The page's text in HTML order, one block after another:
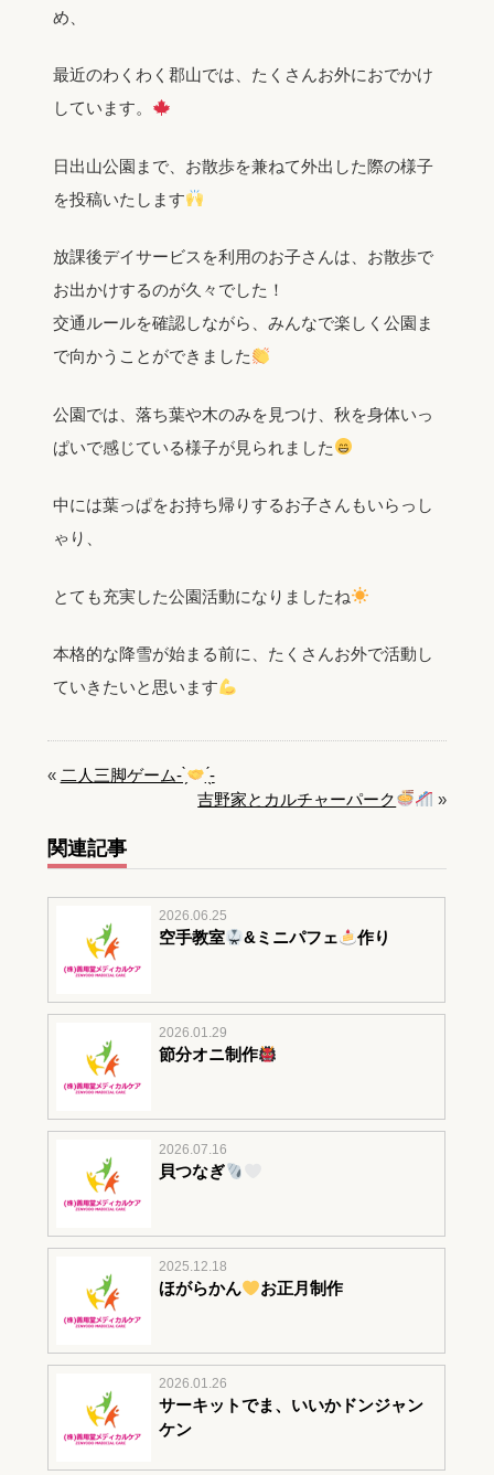
め、
最近のわくわく郡山では、たくさんお外におでかけ
しています。
日出山公園まで、お散歩を兼ねて外出した際の様子
を投稿いたします
放課後デイサービスを利用のお子さんは、お散歩で
お出かけするのが久々でした！
交通ルールを確認しながら、みんなで楽しく公園ま
で向かうことができました
公園では、落ち葉や木のみを見つけ、秋を身体いっ
ぱいで感じている様子が見られました
中には葉っぱをお持ち帰りするお子さんもいらっし
ゃり、
とても充実した公園活動になりましたね
本格的な降雪が始まる前に、たくさんお外で活動し
ていきたいと思います
« 二人三脚ゲーム- ̗̀
̖́-
吉野家とカルチャーパーク
»
関連記事
2026.06.25
空手教室 &ミニパフェ 作り
2026.01.29
節分オニ制作
2026.07.16
貝つなぎ
2025.12.18
ほがらかん お正月制作
2026.01.26
サーキットでま、いいかドンジャン
ケン